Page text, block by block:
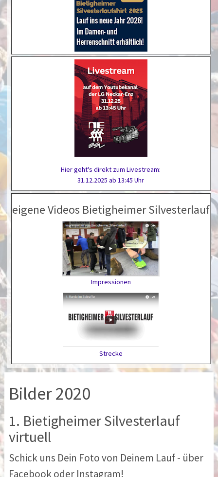
Hier geht's direkt zum Livestream:
31.12.2025 ab 13:45 Uhr
eigene Videos Bietigheimer Silvesterlauf
Impressionen
Strecke
Bilder 2020
1. Bietigheimer Silvesterlauf
virtuell
Schick uns Dein Foto von Deinem Lauf - über
Facebook oder Instagram!